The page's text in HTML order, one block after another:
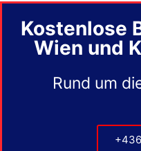
Kostenlose
Wien und
Rund um